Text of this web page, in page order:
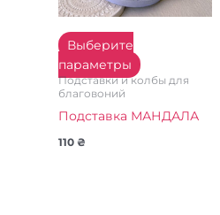
Выберите
параметры
выбрать
товара.
Подставки и колбы для
благовоний
Подставка МАНДАЛА
110₴